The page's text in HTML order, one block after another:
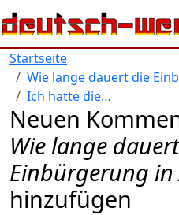
Direkt zum Inhalt
Startseite
Wie lange dauert die
Ich hatte die…
Neuen
Wie lange
Einbürgerung in
hinzufügen